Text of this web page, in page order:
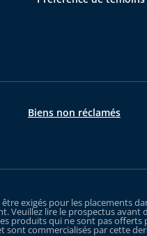
Biens non réclamés
exigés pour les placements
Veuillez lire le prospectus
produits qui ne sont pas offerts
commercialisés par cette